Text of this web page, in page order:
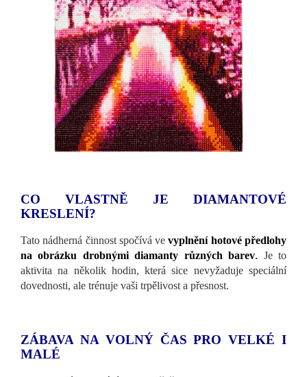
CO VLASTNĚ JE DIAMANTOVÉ
KRESLENÍ?
Tato nádherná činnost spočívá vevyplnění hotové předlohy
na obrázku drobnými diamanty různých barev. Je to
aktivita na několik hodin, která sice nevyžaduje speciální
dovednosti, ale trénuje vaši trpělivost a přesnost.
ZÁBAVA NA VOLNÝ ČAS PRO VELKÉ I
MALÉ